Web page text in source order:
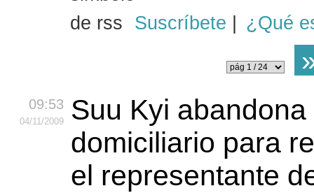
Suscríbete ¿Qué
09:53
04/11/2009
Suu Kyi
domiciliario para
el representante